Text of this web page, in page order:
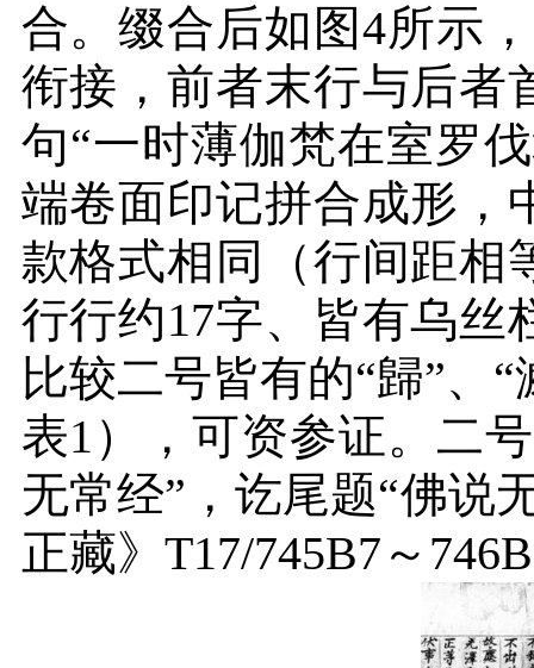
合。缀合后如图4所示
衔接，前者末行与后者
句“一时薄伽梵在室罗
端卷面印记拼合成形，
款格式相同（行间距相
行行约17字、皆有乌丝
比较二号皆有的“歸”、
表1 ），可资参证。二
无常经”，讫尾题“佛说
正藏》 T17/745B7 ～